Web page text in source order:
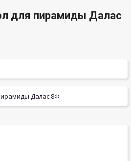
для пирамиды Далас